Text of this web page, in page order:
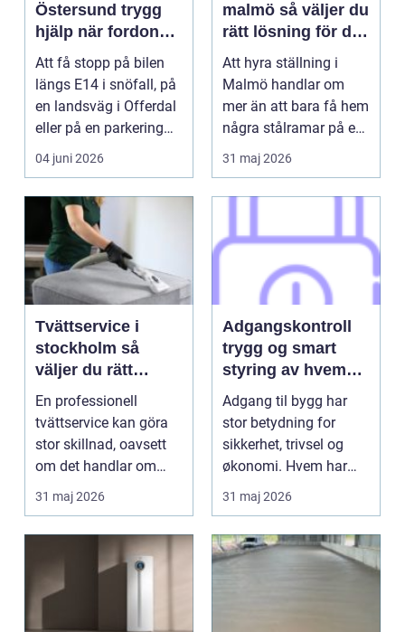
Östersund trygg
hjälp när fordonet
stannar
Att få stopp på bilen
längs E14 i snöfall, på
en landsväg i Offerdal
eller på en parkering
inne i st...
04 juni 2026
malmö så väljer du
rätt lösning för ditt
byggprojekt
Att hyra ställning i
Malmö handlar om
mer än att bara få hem
några stålramar på en
lastbil. En bra s...
31 maj 2026
Tvättservice i
stockholm så
väljer du rätt
partner för dina
textilier
En professionell
tvättservice kan göra
stor skillnad, oavsett
om det handlar om
arbetskläder, hotell...
31 maj 2026
Adgangskontroll
trygg og smart
styring av hvem
som slipper inn
Adgang til bygg har
stor betydning for
sikkerhet, trivsel og
økonomi. Hvem har
nøkkel? Hvem kan gå
31 maj 2026